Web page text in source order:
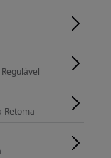
Retoma